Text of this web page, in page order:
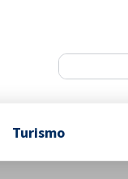
Turismo